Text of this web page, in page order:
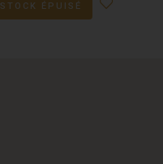
STOCK ÉPUISÉ